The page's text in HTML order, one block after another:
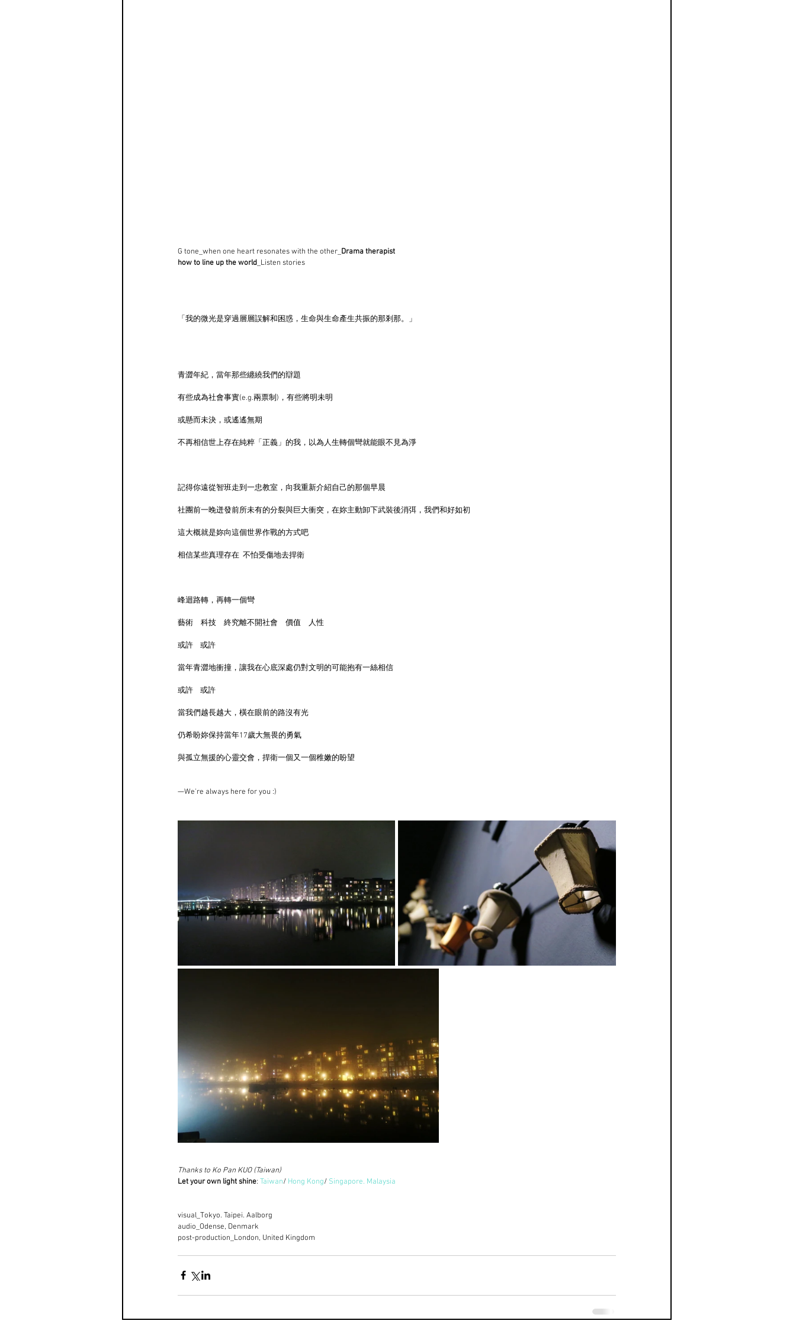
G tone_when one heart resonates with the other_Drama therapist
how to line up the world_Listen stories
「我的微光是穿過層層誤解和困惑，生命與生命產生共振的那剎那。」
青澀年紀，當年那些纏繞我們的辯題
有些成為社會事實(e.g.兩票制)，有些將明未明
或懸而未決，或遙遙無期
不再相信世上存在純粹「正義」的我，以為人生轉個彎就能眼不見為淨
記得你遠從智班走到一忠教室，向我重新介紹自己的那個早晨
社團前一晚迸發前所未有的分裂與巨大衝突，在妳主動卸下武裝後消弭，我們和好如初
這大概就是妳向這個世界作戰的方式吧
相信某些真理存在  不怕受傷地去捍衛
峰迴路轉，再轉一個彎
藝術　科技　終究離不開社會　價值　人性
或許    或許
當年青澀地衝撞，讓我在心底深處仍對文明的可能抱有一絲相信
或許    或許
當我們越長越大，橫在眼前的路沒有光
仍希盼妳保持當年17歲大無畏的勇氣
與孤立無援的心靈交會，捍衛一個又一個稚嫩的盼望
—We're always here for you :)
Thanks to Ko Pan KUO (Taiwan)
Let your own light shine: Taiwan/ Hong Kong/ Singapore. Malaysia
visual_Tokyo. Taipei. Aalborg
audio_Odense, Denmark
post-production_London, United Kingdom